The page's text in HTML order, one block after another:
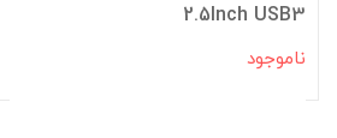
Elements Sata 2.5 Inch USB3
ناموجود